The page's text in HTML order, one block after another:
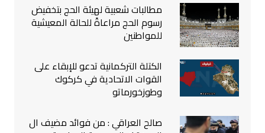
مطالبات شعبية لهيئة الحج بتخفيض
رسوم الحج مراعاةً للحالة المعيشية
للمواطنين
الكتلة التركمانية تدعو للإبقاء على
القوات الاتحادية في كركوك
وطوزخورماتو
صالح العراقي : من فوائد مضيف ال